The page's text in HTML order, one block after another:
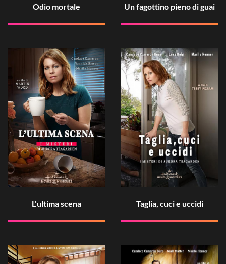
Odio mortale Un fagottino pieno di guai
L'ultima scena Taglia, cuci e uccidi